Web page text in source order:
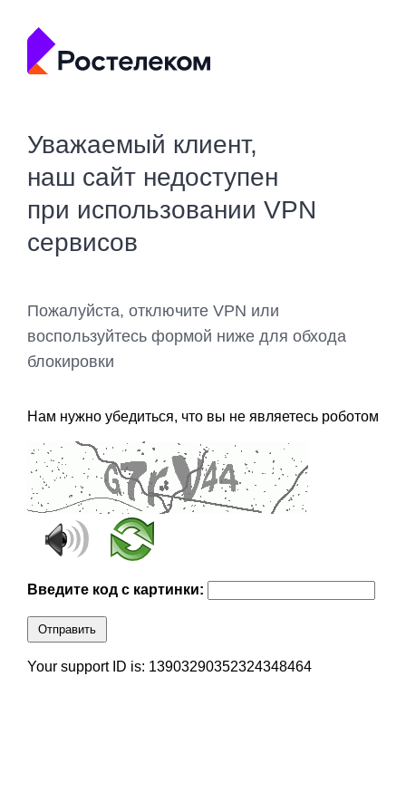
Уважаемый клиент,
наш сайт недоступен
при использовании VPN
сервисов
Пожалуйста, отключите VPN или
воспользуйтесь формой ниже для обхода
блокировки
Нам нужно убедиться, что вы не являетесь роботом
Введите код с картинки:
Отправить
Your support ID is: 13903290352324348464